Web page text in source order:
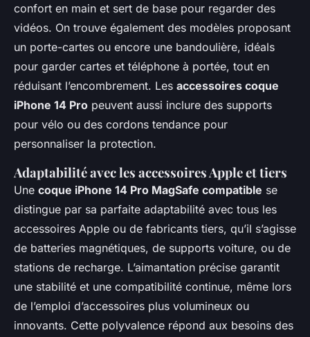
confort en main et sert de base pour regarder des
vidéos. On trouve également des modèles proposant
un porte-cartes ou encore une bandoulière, idéals
pour garder cartes et téléphone à portée, tout en
réduisant l’encombrement. Les accessoires coque
iPhone 14 Pro peuvent aussi inclure des supports
pour vélo ou des cordons tendance pour
personnaliser la protection.
Adaptabilité avec les accessoires Apple et tiers
Une coque iPhone 14 Pro MagSafe compatible se
distingue par sa parfaite adaptabilité avec tous les
accessoires Apple ou de fabricants tiers, qu’il s’agisse
de batteries magnétiques, de supports voiture, ou de
stations de recharge. L’aimantation précise garantit
une stabilité et une compatibilité continue, même lors
de l’emploi d’accessoires plus volumineux ou
innovants. Cette polyvalence répond aux besoins des